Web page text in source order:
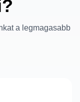
a legmagasabb